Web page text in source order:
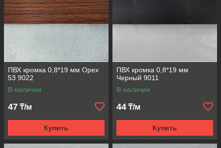
ПВХ кромка 0,8*19 мм Орех
53 9022
В наличии
47 ₸/м
Купить
ПВХ кромка 0,8*19 мм
Черный 9011
В наличии
44 ₸/м
Купить